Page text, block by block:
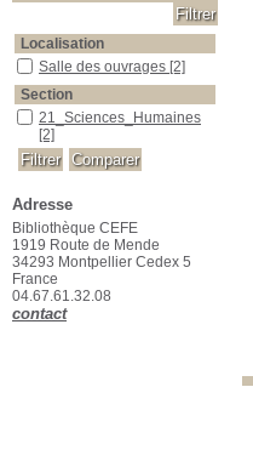
Localisation
Salle des ouvrages
Salle des ouvrages [2]
Section
21_Sciences_Humaines
21_Sciences_Humaines
[2]
Adresse
Bibliothèque CEFE
1919 Route de Mende
34293 Montpellier Cedex 5
France
04.67.61.32.08
contact